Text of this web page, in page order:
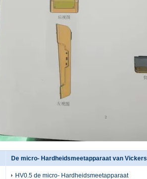
De micro- Hardheidsmeetapparaat van Vickers
HV0.5 de micro- Hardheidsmeetapparaat